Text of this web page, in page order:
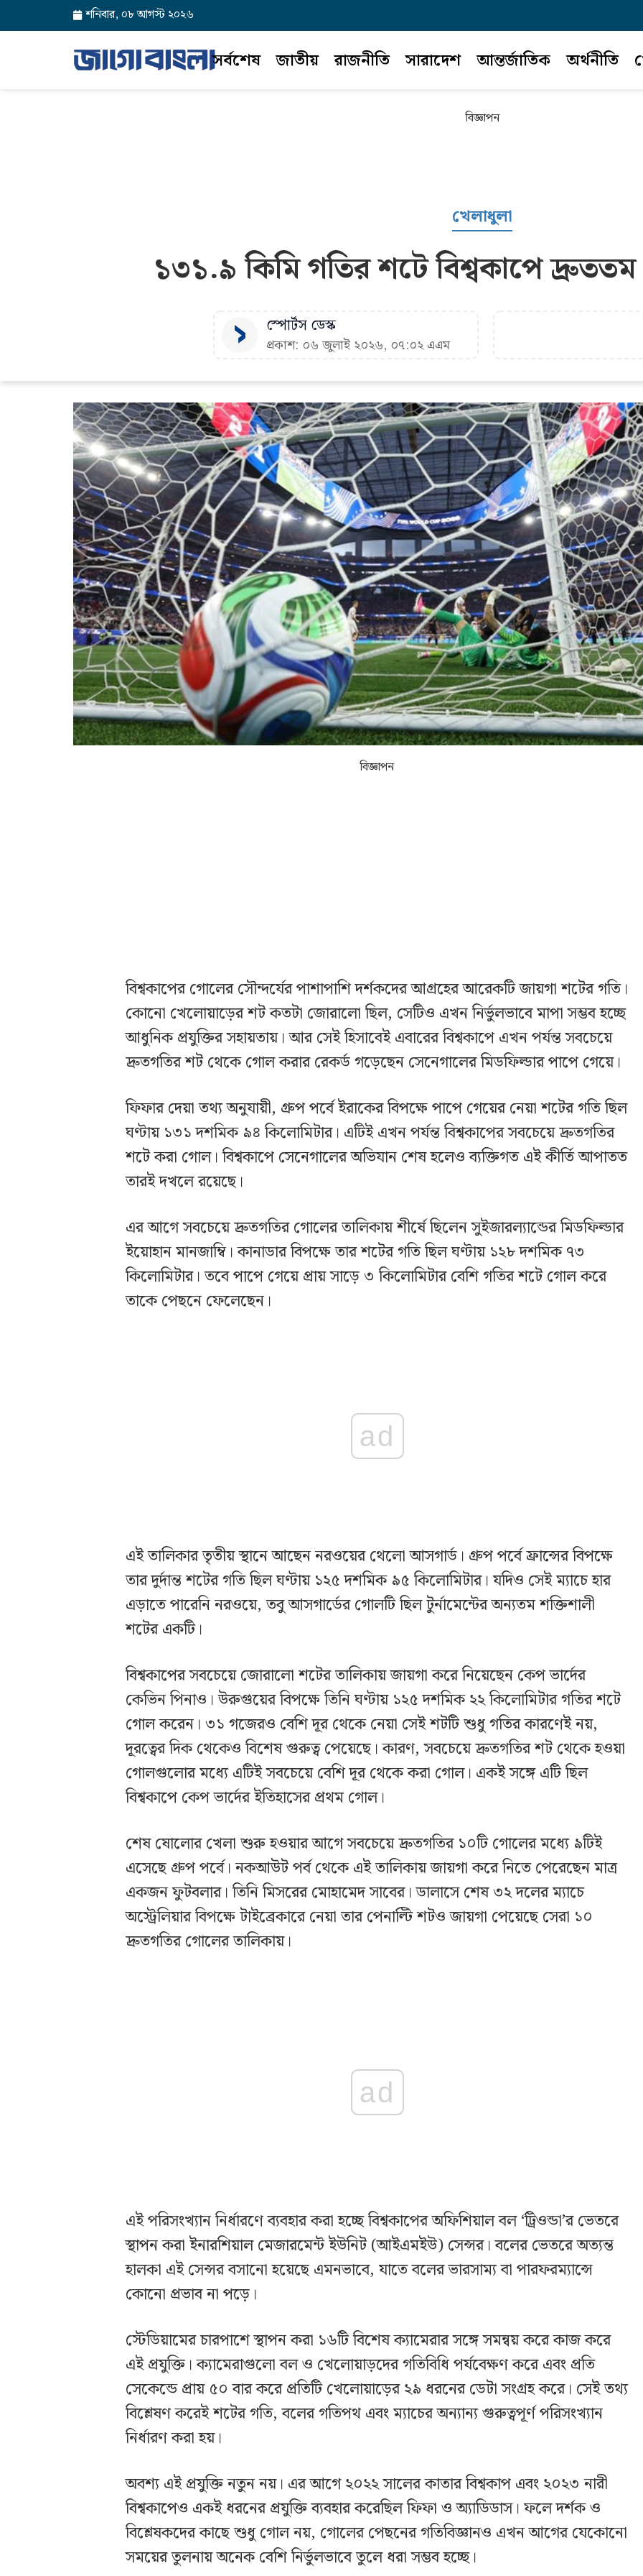
শনিবার, ০৮ আগস্ট ২০২৬
সর্বশেষ জাতীয় রাজনীতি সারাদেশ আন্তর্জাতিক অর্থনীতি
বিজ্ঞাপন
খেলাধুলা
১৩১.৯ কিমি গতির শটে বিশ্বকাপে
স্পোর্টস ডেস্ক
প্রকাশ: ০৬ জুলাই ২০২৬, ০৭:০২ এএম
বিজ্ঞাপন
বিশ্বকাপের গোলের সৌন্দর্যের পাশাপাশি দর্শকদের আগ্রহের আরেকটি জায়গা শটের গতি।
কোনো খেলোয়াড়ের শট কতটা জোরালো ছিল, সেটিও এখন নির্ভুলভাবে মাপা সম্ভব হচ্ছে
আধুনিক প্রযুক্তির সহায়তায়। আর সেই হিসাবেই এবারের বিশ্বকাপে এখন পর্যন্ত সবচেয়ে
দ্রুতগতির শট থেকে গোল করার রেকর্ড গড়েছেন সেনেগালের মিডফিল্ডার পাপে গেয়ে।
ফিফার দেয়া তথ্য অনুযায়ী, গ্রুপ পর্বে ইরাকের বিপক্ষে পাপে গেয়ের নেয়া শটের গতি ছিল
ঘণ্টায় ১৩১ দশমিক ৯৪ কিলোমিটার। এটিই এখন পর্যন্ত বিশ্বকাপের সবচেয়ে দ্রুতগতির
শটে করা গোল। বিশ্বকাপে সেনেগালের অভিযান শেষ হলেও ব্যক্তিগত এই কীর্তি আপাতত
তারই দখলে রয়েছে।
এর আগে সবচেয়ে দ্রুতগতির গোলের তালিকায় শীর্ষে ছিলেন সুইজারল্যান্ডের মিডফিল্ডার
ইয়োহান মানজাম্বি। কানাডার বিপক্ষে তার শটের গতি ছিল ঘণ্টায় ১২৮ দশমিক ৭৩
কিলোমিটার। তবে পাপে গেয়ে প্রায় সাড়ে ৩ কিলোমিটার বেশি গতির শটে গোল করে
তাকে পেছনে ফেলেছেন।
ad
এই তালিকার তৃতীয় স্থানে আছেন নরওয়ের থেলো আসগার্ড। গ্রুপ পর্বে ফ্রান্সের বিপক্ষে
তার দুর্দান্ত শটের গতি ছিল ঘণ্টায় ১২৫ দশমিক ৯৫ কিলোমিটার। যদিও সেই ম্যাচে হার
এড়াতে পারেনি নরওয়ে, তবু আসগার্ডের গোলটি ছিল টুর্নামেন্টের অন্যতম শক্তিশালী
শটের একটি।
বিশ্বকাপের সবচেয়ে জোরালো শটের তালিকায় জায়গা করে নিয়েছেন কেপ ভার্দের
কেভিন পিনাও। উরুগুয়ের বিপক্ষে তিনি ঘণ্টায় ১২৫ দশমিক ২২ কিলোমিটার গতির শটে
গোল করেন। ৩১ গজেরও বেশি দূর থেকে নেয়া সেই শটটি শুধু গতির কারণেই নয়,
দূরত্বের দিক থেকেও বিশেষ গুরুত্ব পেয়েছে। কারণ, সবচেয়ে দ্রুতগতির শট থেকে হওয়া
গোলগুলোর মধ্যে এটিই সবচেয়ে বেশি দূর থেকে করা গোল। একই সঙ্গে এটি ছিল
বিশ্বকাপে কেপ ভার্দের ইতিহাসের প্রথম গোল।
শেষ ষোলোর খেলা শুরু হওয়ার আগে সবচেয়ে দ্রুতগতির ১০টি গোলের মধ্যে ৯টিই
এসেছে গ্রুপ পর্বে। নকআউট পর্ব থেকে এই তালিকায় জায়গা করে নিতে পেরেছেন মাত্র
একজন ফুটবলার। তিনি মিসরের মোহামেদ সাবের। ডালাসে শেষ ৩২ দলের ম্যাচে
অস্ট্রেলিয়ার বিপক্ষে টাইব্রেকারে নেয়া তার পেনাল্টি শটও জায়গা পেয়েছে সেরা ১০
দ্রুতগতির গোলের তালিকায়।
ad
এই পরিসংখ্যান নির্ধারণে ব্যবহার করা হচ্ছে বিশ্বকাপের অফিশিয়াল বল ‘ট্রিওন্ডা’র ভেতরে
স্থাপন করা ইনারশিয়াল মেজারমেন্ট ইউনিট (আইএমইউ) সেন্সর। বলের ভেতরে অত্যন্ত
হালকা এই সেন্সর বসানো হয়েছে এমনভাবে, যাতে বলের ভারসাম্য বা পারফরম্যান্সে
কোনো প্রভাব না পড়ে।
স্টেডিয়ামের চারপাশে স্থাপন করা ১৬টি বিশেষ ক্যামেরার সঙ্গে সমন্বয় করে কাজ করে
এই প্রযুক্তি। ক্যামেরাগুলো বল ও খেলোয়াড়দের গতিবিধি পর্যবেক্ষণ করে এবং প্রতি
সেকেন্ডে প্রায় ৫০ বার করে প্রতিটি খেলোয়াড়ের ২৯ ধরনের ডেটা সংগ্রহ করে। সেই তথ্য
বিশ্লেষণ করেই শটের গতি, বলের গতিপথ এবং ম্যাচের অন্যান্য গুরুত্বপূর্ণ পরিসংখ্যান
নির্ধারণ করা হয়।
অবশ্য এই প্রযুক্তি নতুন নয়। এর আগে ২০২২ সালের কাতার বিশ্বকাপ এবং ২০২৩ নারী
বিশ্বকাপেও একই ধরনের প্রযুক্তি ব্যবহার করেছিল ফিফা ও অ্যাডিডাস। ফলে দর্শক ও
বিশ্লেষকদের কাছে শুধু গোল নয়, গোলের পেছনের গতিবিজ্ঞানও এখন আগের যেকোনো
সময়ের তুলনায় অনেক বেশি নির্ভুলভাবে তুলে ধরা সম্ভব হচ্ছে।